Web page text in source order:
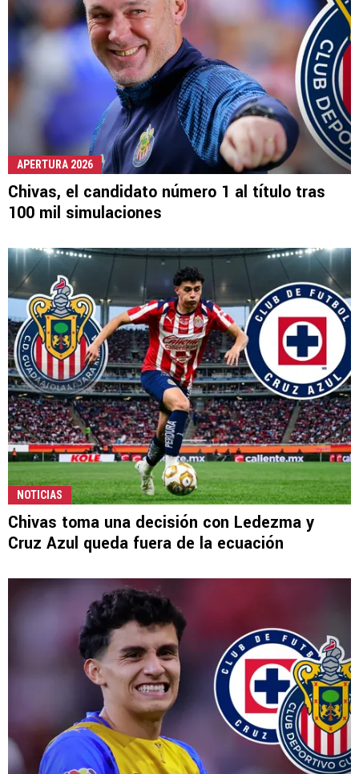
APERTURA 2026
Chivas, el candidato número 1 al título tras
100 mil simulaciones
NOTICIAS
Chivas toma una decisión con Ledezma y
Cruz Azul queda fuera de la ecuación